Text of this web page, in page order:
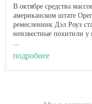
В октябре средства
американском штате
ремесленник Дэл Роуз
неизвестные похитили
...
подробнее